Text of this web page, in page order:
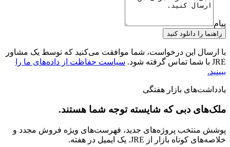
پیام
راهنما را دانلود کنید
با ارسال این درخواست، شما موافقت می‌کنید که توسط یک مشاور
JRE با شما تماس گرفته شود.
سیاست حفاظت از داده‌های ما را
ببینید.
یادداشت‌های بازار هفتگی
ملک‌های دبی که شایسته توجه شما هستند.
پوشش‌ منتخب پروژه‌های جدید، فهرست‌های ویژه فروش مجدد و
خلاصه‌های کوتاه بازار از JRE. یک ایمیل در هفته.